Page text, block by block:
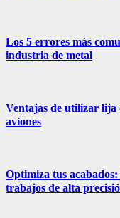
Los 5 errores más
industria de metal
Ventajas de utilizar lija
aviones
Optimiza tus
trabajos de alta